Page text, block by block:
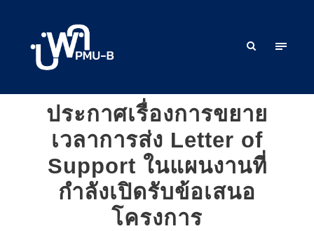
ประกาศเรื่องการขยาย
เวลาการส่ง Letter of
Support ในแผนงานที่
กำลังเปิดรับข้อเสนอ
โครงการ